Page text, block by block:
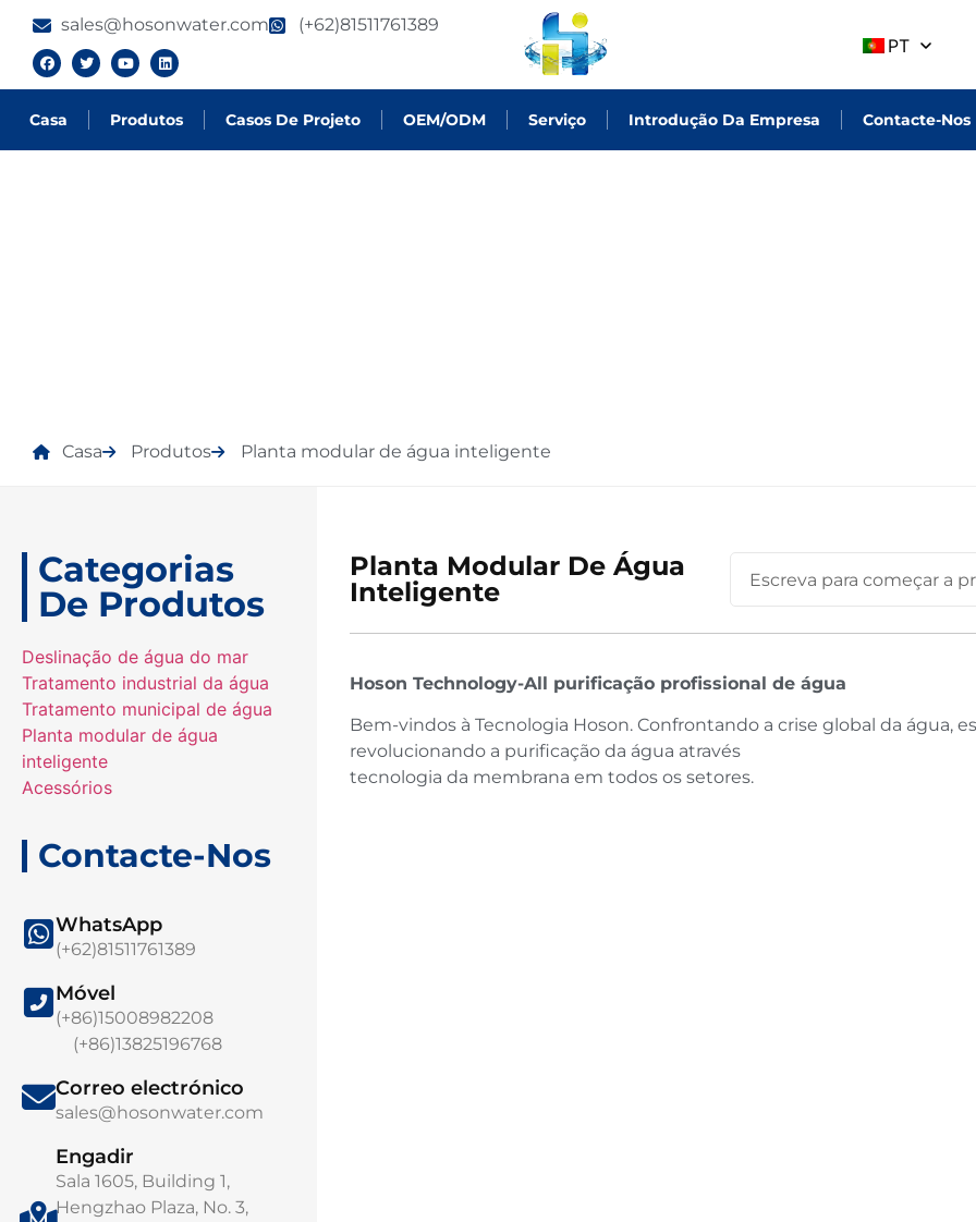
sales@hosonwater.com (+62)81511761389
PT
Casa Produtos Casos De Projeto OEM/ODM Serviço Introdução Da Empresa Contacte-Nos
Casa Produtos Planta modular de água inteligente
Categorias
De Produtos
Deslinação de água do mar
Tratamento industrial da água
Tratamento municipal de água
Planta modular de água
inteligente
Acessórios
Contacte-Nos
WhatsApp
(+62)81511761389
Móvel
(+86)15008982208
(+86)13825196768
Correo electrónico
sales@hosonwater.com
Engadir
Sala 1605, Building 1,
Hengzhao Plaza, No. 3,
Planta Modular De Água
Inteligente
Hoson Technology-All purificação profissional de água
Bem-vindos à Tecnologia Hoson. Confrontando a crise global da água,
revolucionando a purificação da água através
tecnologia da membrana em todos os setores.